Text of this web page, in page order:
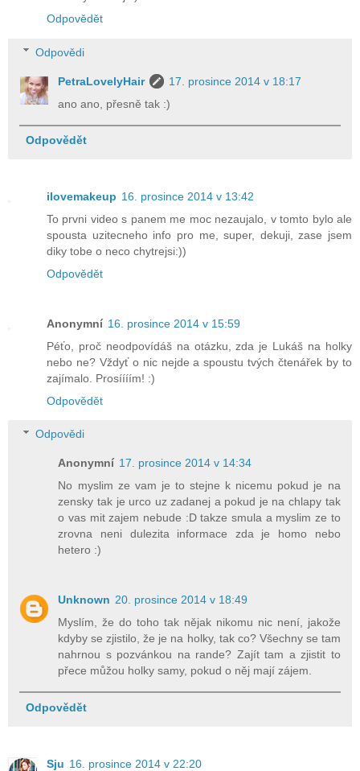
Odpovědět
Odpovědi
PetraLovelyHair
17. prosince 2014 v 18:17
ano ano, přesně tak :)
Odpovědět
ilovemakeup 16. prosince 2014 v 13:42
To prvni video s panem me moc nezaujalo, v tomto bylo ale
spousta uzitecneho info pro me, super, dekuji, zase jsem
diky tobe o neco chytrejsi:))
Odpovědět
Anonymní 16. prosince 2014 v 15:59
Péťo, proč neodpovídáš na otázku, zda je Lukáš na holky
nebo ne? Vždyť o nic nejde a spoustu tvých čtenářek by to
zajímalo. Prosíííím! :)
Odpovědět
Odpovědi
Anonymní 17. prosince 2014 v 14:34
No myslim ze vam je to stejne k nicemu pokud je na
zensky tak je urco uz zadanej a pokud je na chlapy tak
o vas mit zajem nebude :D takze smula a myslim ze to
zrovna neni dulezita informace zda je homo nebo
hetero :)
Unknown 20. prosince 2014 v 18:49
Myslím, že do toho tak nějak nikomu nic není, jakože
kdyby se zjistilo, že je na holky, tak co? Všechny se tam
nahrnou s pozvánkou na rande? Zajít tam a zjistit to
přece můžou holky samy, pokud o něj mají zájem.
Odpovědět
Sju 16. prosince 2014 v 22:20